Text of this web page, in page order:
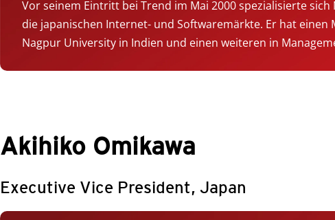
Vor seinem Eintritt bei Trend im Mai 2000 spezialisierte
die japanischen Internet- und Softwaremärkte. Er hat einen
Nagpur University in Indien und einen weiteren in
Akihiko Omikawa
Executive Vice President, Japan